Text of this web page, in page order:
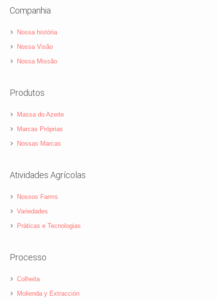
Companhia
Nossa história
Nossa Visão
Nossa Missão
Produtos
Massa do Azeite
Marcas Próprias
Nossas Marcas
Atividades Agrícolas
Nossos Farms
Variedades
Práticas e Tecnologias
Processo
Colheita
Molienda y Extracción